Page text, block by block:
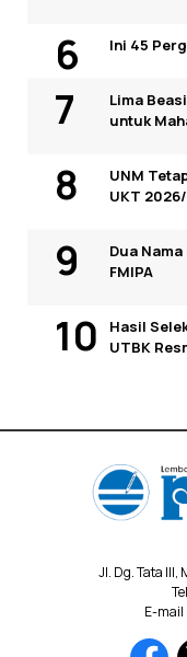
Ini 45
Lima
untuk
UNM
UKT
Dua
FMIPA
Hasil
UTBK
Jl. Dg. Tata III,
E-mail